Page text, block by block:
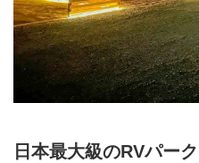
日本最大級のRVパー